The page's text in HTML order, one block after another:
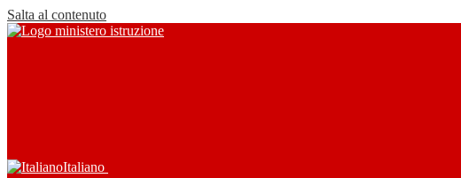
Salta al contenuto
Italiano